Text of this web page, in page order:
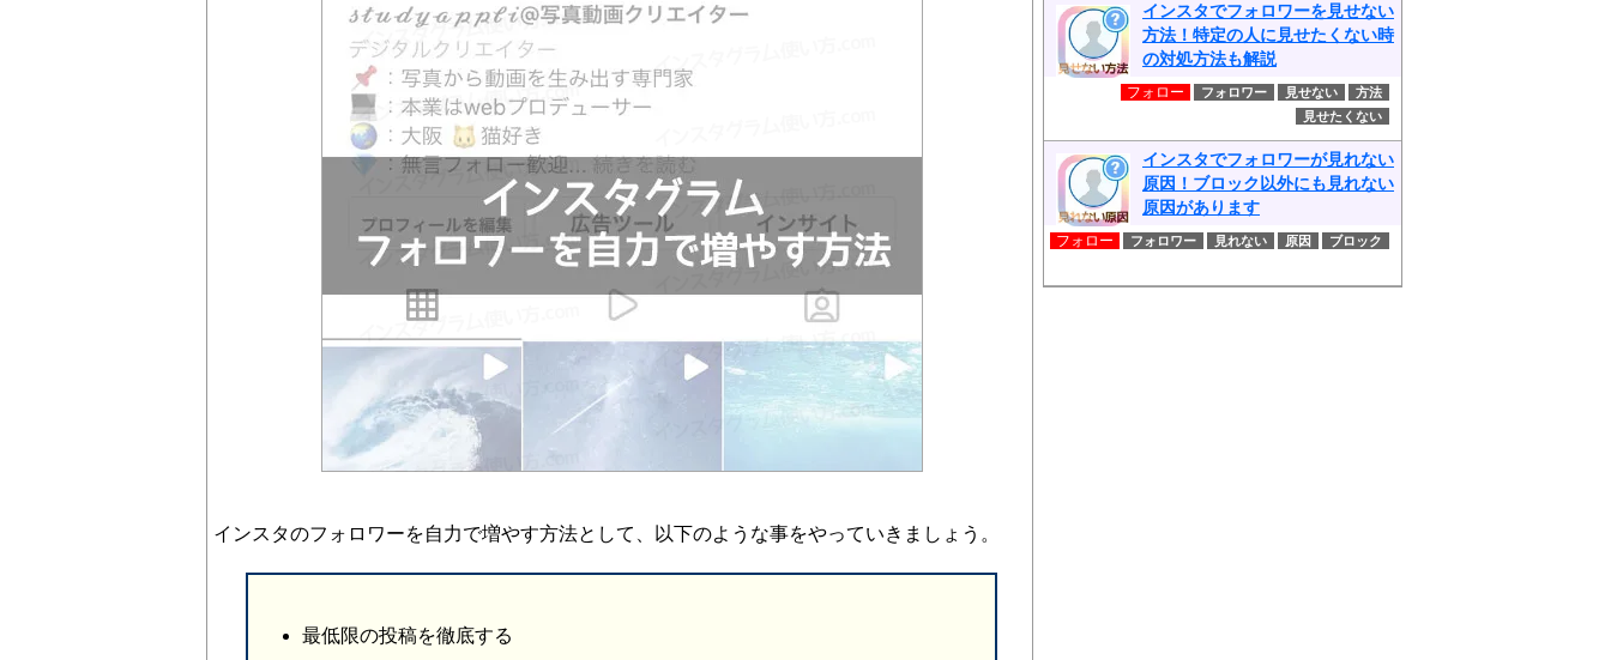
インスタのフォロワーを自力で増やす方法として、以下のような事をやっていきましょう。
最低限の投稿を徹底する
インスタでフォロワーを見せない
方法！特定の人に見せたくない時
の対処方法も解説
フォロー フォロワー 見せない
方法
見せたくない
インスタでフォロワーが見れない
原因！ブロック以外にも見れない
原因があります
フォロー フォロワー 見れない 原因 ブロック